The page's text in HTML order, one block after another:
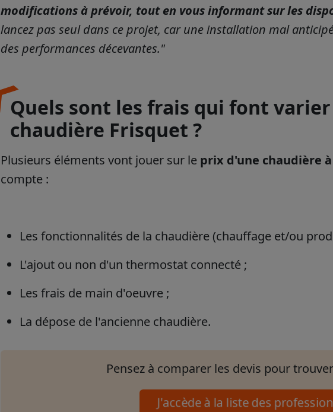
modifications à prévoir, tout en vous informant sur les
lancez pas seul dans ce projet, car une installation mal
des performances décevantes."
Quels sont les frais qui font
chaudière Frisquet ?
Plusieurs éléments vont jouer sur le prix d'une chaudière
compte :
Les fonctionnalités de la chaudière (chauffage et/ou
L'ajout ou non d'un thermostat connecté ;
Les frais de main d'oeuvre ;
La dépose de l'ancienne chaudière.
Pensez à comparer les devis pour
J'accède à la liste des